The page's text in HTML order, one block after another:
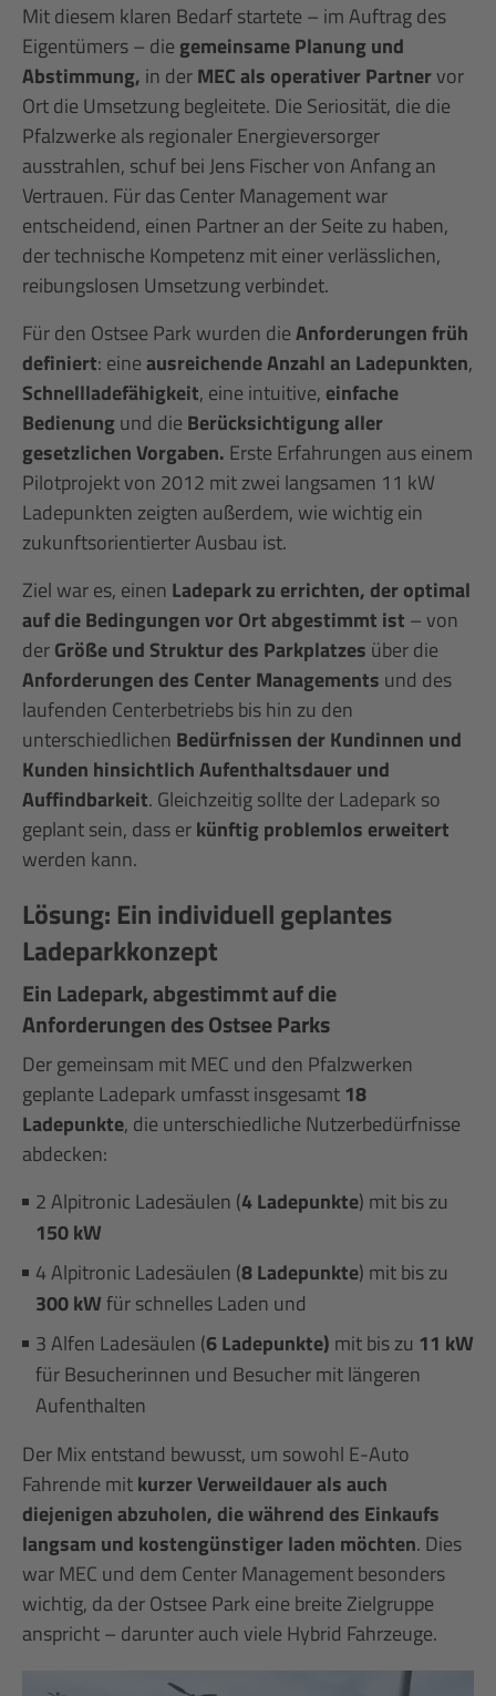
Mit diesem klaren Bedarf startete – im Auftrag des
Eigentümers – die gemeinsame Planung und
Abstimmung, in derMEC als operativer Partnervor
Ort die Umsetzung begleitete. Die Seriosität, die die
Pfalzwerke als regionaler Energieversorger
ausstrahlen, schuf bei Jens Fischer von Anfang an
Vertrauen. Für das Center Management war
entscheidend, einen Partner an der Seite zu haben,
der technische Kompetenz mit einer verlässlichen,
reibungslosen Umsetzung verbindet.
Für den Ostsee Park wurden dieAnforderungen früh
definiert: eineausreichende Anzahl an Ladepunkten,
Schnellladefähigkeit, eine intuitive,einfache
Bedienung und die Berücksichtigung aller
gesetzlichen Vorgaben. Erste Erfahrungen aus einem
Pilotprojekt von 2012 mit zwei langsamen 11 kW
Ladepunkten zeigten außerdem, wie wichtig ein
zukunftsorientierter Ausbau ist.
Ziel war es, einen Ladepark zu errichten, der optimal
auf die Bedingungen vor Ort abgestimmt ist – von
derGröße und Struktur des Parkplatzes über die
Anforderungen des Center Managements und des
laufenden Centerbetriebs bis hin zu den
unterschiedlichen Bedürfnissen der Kundinnen und
Kunden hinsichtlich Aufenthaltsdauer und
Auffindbarkeit. Gleichzeitig sollte der Ladepark so
geplant sein, dass erkünftig problemlos erweitert
werden kann.
Lösung: Ein individuell geplantes
Ladeparkkonzept
Ein Ladepark, abgestimmt auf die
Anforderungen des Ostsee Parks
Der gemeinsam mit MEC und den Pfalzwerken
geplante Ladepark umfasst insgesamt18
Ladepunkte, die unterschiedliche Nutzerbedürfnisse
abdecken:
2 Alpitronic Ladesäulen (4 Ladepunkte) mit bis zu
150 kW
4 Alpitronic Ladesäulen (8 Ladepunkte) mit bis zu
300 kWfür schnelles Laden und
3 Alfen Ladesäulen (6 Ladepunkte) mit bis zu 11 kW
für Besucherinnen und Besucher mit längeren
Aufenthalten
Der Mix entstand bewusst, um sowohl E-Auto
Fahrende mitkurzer Verweildauer als auch
diejenigen abzuholen, die während des Einkaufs
langsam und kostengünstiger laden möchten. Dies
war MEC und dem Center Management besonders
wichtig, da der Ostsee Park eine breite Zielgruppe
anspricht – darunter auch viele Hybrid Fahrzeuge.